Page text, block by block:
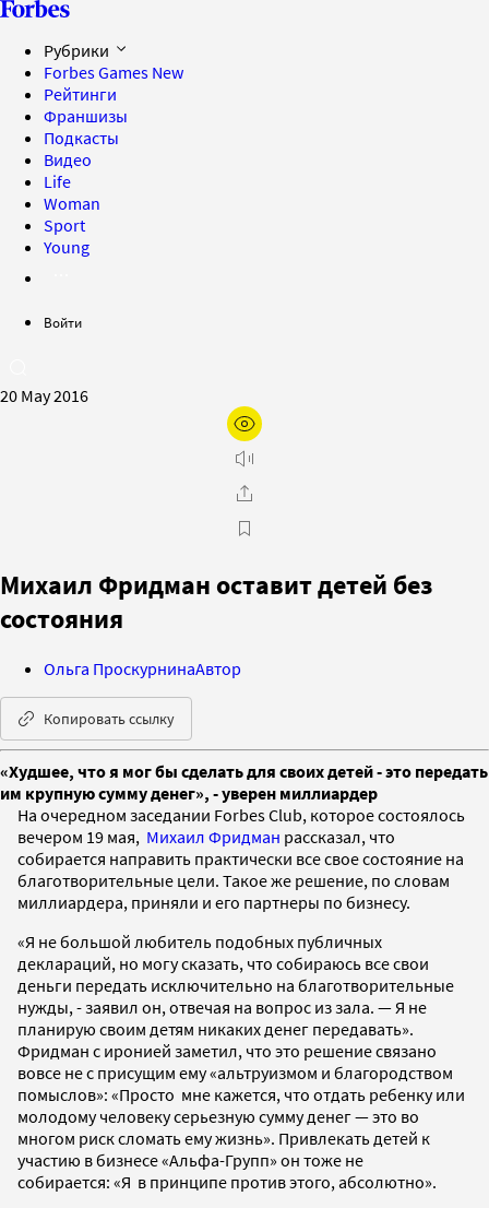
Рубрики
Forbes Games New
Рейтинги
Франшизы
Подкасты
Видео
Life
Woman
Sport
Young
Войти
20 May 2016
Михаил Фридман оставит детей без
состояния
Ольга ПроскурнинаАвтор
Копировать ссылку
«Худшее, что я мог бы сделать для своих детей - это передать
им крупную сумму денег», - уверен миллиардер
На очередном заседании Forbes Club, которое состоялось
вечером 19 мая, Михаил Фридман рассказал, что
собирается направить практически все свое состояние на
благотворительные цели. Такое же решение, по словам
миллиардера, приняли и его партнеры по бизнесу.
«Я не большой любитель подобных публичных
деклараций, но могу сказать, что собираюсь все свои
деньги передать исключительно на благотворительные
нужды, - заявил он, отвечая на вопрос из зала. — Я не
планирую своим детям никаких денег передавать».
Фридман с иронией заметил, что это решение связано
вовсе не с присущим ему«альтруизмом и благородством
помыслов»: «Просто мне кажется, что отдать ребенку или
молодому человеку серьезную сумму денег — это во
многом риск сломать ему жизнь». Привлекать детей к
участию в бизнесе «Альфа-Групп» он тоже не
собирается: «Я в принципе против этого, абсолютно».